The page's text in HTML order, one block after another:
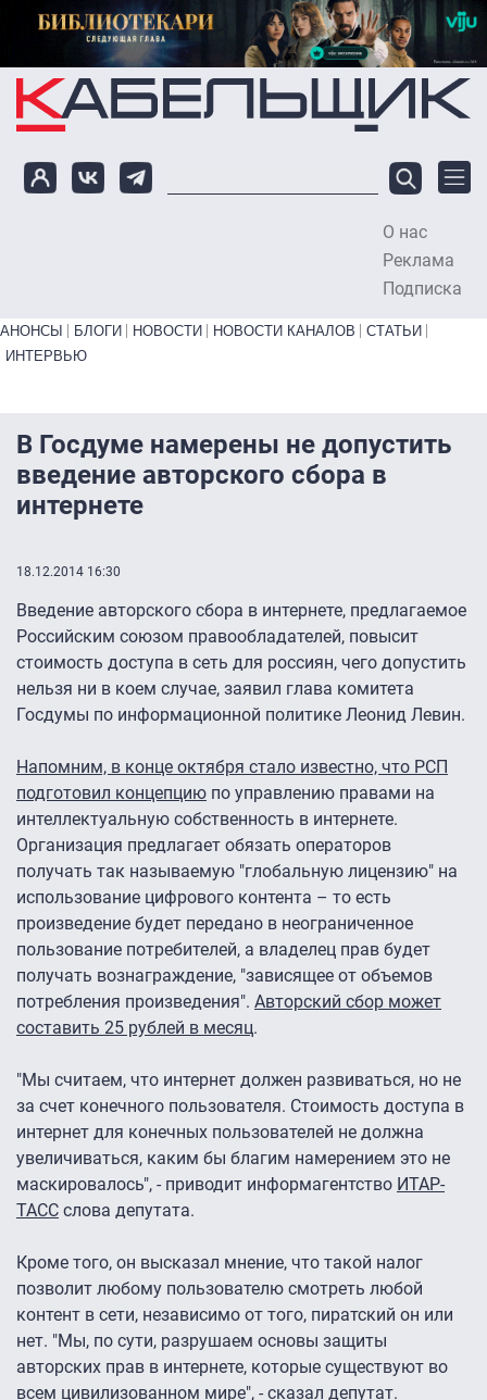
Перейти к основному содержанию
О нас
Реклама
Подписка
Primary links bottom
АНОНСЫ БЛОГИ НОВОСТИ НОВОСТИ КАНАЛОВ
СТАТЬИ
ИНТЕРВЬЮ
В Госдуме намерены не допустить
введение авторского сбора в
интернете
18.12.2014 16:30
Введение авторского сбора в интернете, предлагаемое
Российским союзом правообладателей, повысит
стоимость доступа в сеть для россиян, чего допустить
нельзя ни в коем случае, заявил глава комитета
Госдумы по информационной политике Леонид Левин.
Напомним, в конце октября стало известно, что РСП
подготовил концепцию по управлению правами на
интеллектуальную собственность в интернете.
Организация предлагает обязать операторов
получать так называемую "глобальную лицензию" на
использование цифрового контента – то есть
произведение будет передано в неограниченное
пользование потребителей, а владелец прав будет
получать вознаграждение, "зависящее от объемов
потребления произведения". Авторский сбор может
составить 25 рублей в месяц.
"Мы считаем, что интернет должен развиваться, но не
за счет конечного пользователя. Стоимость доступа в
интернет для конечных пользователей не должна
увеличиваться, каким бы благим намерением это не
маскировалось", - приводит информагентство ИТАР-
ТАСС слова депутата.
Кроме того, он высказал мнение, что такой налог
позволит любому пользователю смотреть любой
контент в сети, независимо от того, пиратский он или
нет. "Мы, по сути, разрушаем основы защиты
авторских прав в интернете, которые существуют во
всем цивилизованном мире", - сказал депутат.